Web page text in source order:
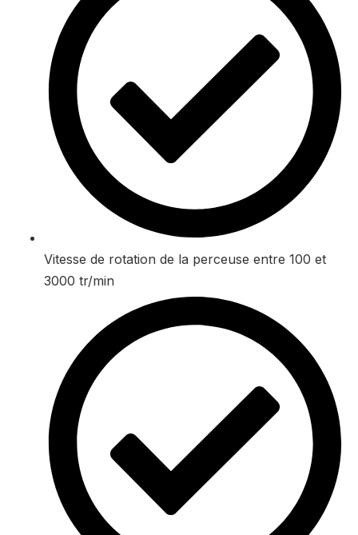
Vitesse de rotation de la perceuse entre 100 et
3000 tr/min